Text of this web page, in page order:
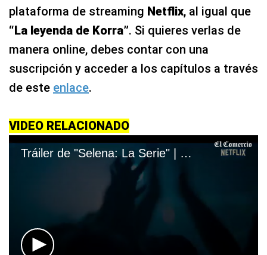
plataforma de streaming Netflix, al igual que
“La leyenda de Korra”. Si quieres verlas de
manera online, debes contar con una
suscripción y acceder a los capítulos a través
de este enlace.
VIDEO RELACIONADO
Tráiler de "Selena: La Serie" | Netflix